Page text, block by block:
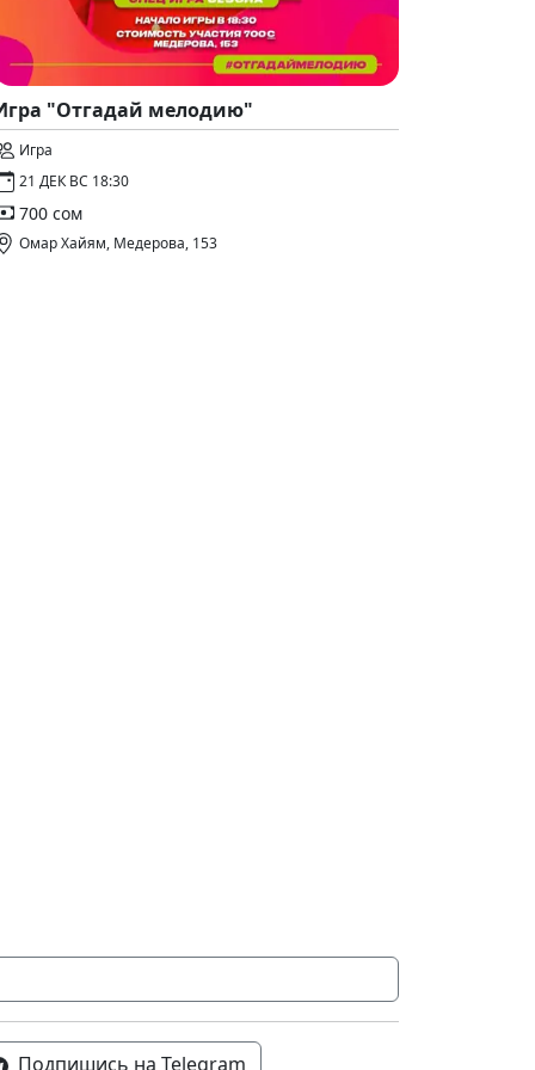
"Отгадай мелодию"
Игра
21 ДЕК ВС 18:30
700 сом
Омар Хайям, Медерова, 153
Подпишись на Telegram